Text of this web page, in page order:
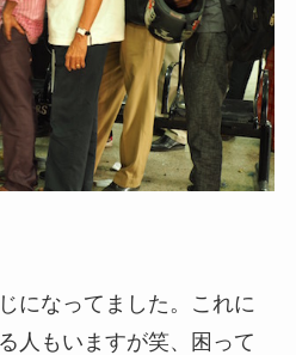
になってました。これに
人もいますが笑、困って